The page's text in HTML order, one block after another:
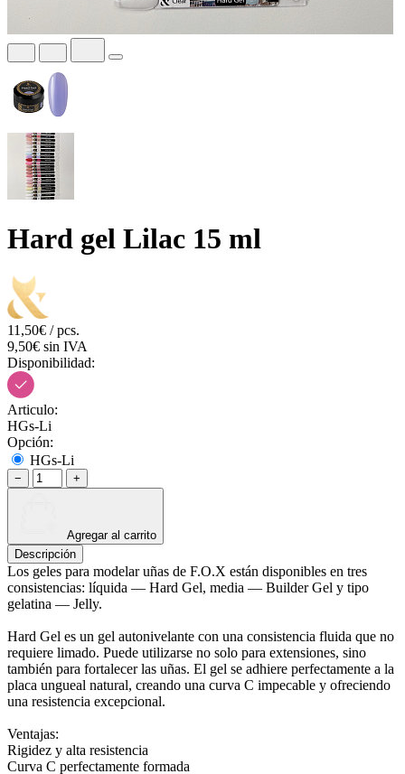
Hard gel Lilac 15 ml
11,50€ / pcs.
9,50€ sin IVA
Disponibilidad:
Articulo:
HGs-Li
Opción:
HGs-Li
− +
Agregar al carrito
Descripción
Los geles para modelar uñas de F.O.X están disponibles en tres
consistencias: líquida — Hard Gel, media — Builder Gel y tipo
gelatina — Jelly.
Hard Gel es un gel autonivelante con una consistencia fluida que no
requiere limado. Puede utilizarse no solo para extensiones, sino
también para fortalecer las uñas. El gel se adhiere perfectamente a la
placa ungueal natural, creando una curva C impecable y ofreciendo
una resistencia excepcional.
Ventajas:
Rigidez y alta resistencia
Curva C perfectamente formada